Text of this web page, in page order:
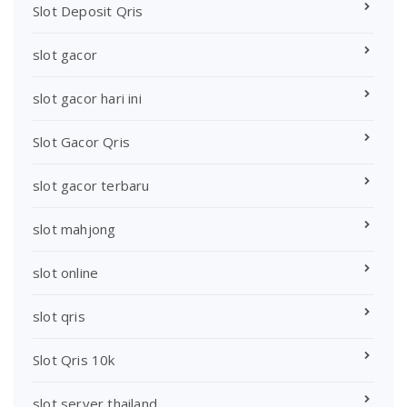
Slot Deposit Qris
slot gacor
slot gacor hari ini
Slot Gacor Qris
slot gacor terbaru
slot mahjong
slot online
slot qris
Slot Qris 10k
slot server thailand